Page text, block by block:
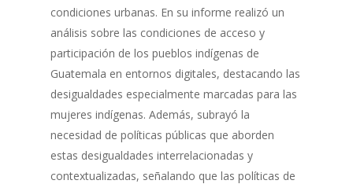
condiciones urbanas. En su informe realizó un
análisis sobre las condiciones de acceso y
participación de los pueblos indígenas de
Guatemala en entornos digitales, destacando las
desigualdades especialmente marcadas para las
mujeres indígenas. Además, subrayó la
necesidad de políticas públicas que aborden
estas desigualdades interrelacionadas y
contextualizadas, señalando que las políticas de